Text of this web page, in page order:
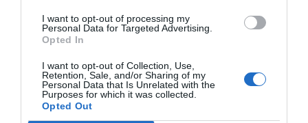
I want to opt-out of processing my
Personal Data for Targeted Advertising.
Opted In
I want to opt-out of Collection, Use,
Retention, Sale, and/or Sharing of my
Personal Data that Is Unrelated with the
Purposes for which it was collected.
Opted Out
tipología de activos, marcas, categorías de producto y
valor económico aproximado de cada acuerdo. Si
quieres más información, contacta con nosotros a
Añadir2Playbookcomo fuente preferida de Google
de forma gratuita
Mantente informado con las últimas noticias de actualidad.